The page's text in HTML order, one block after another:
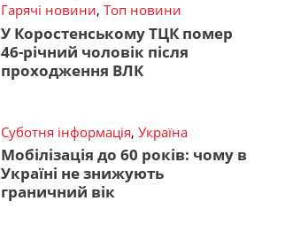
Гарячі новини, Топ новини
У Коростенському ТЦК помер
46-річний чоловік після
проходження ВЛК
Суботня інформація, Україна
Мобілізація до 60 років: чому в
Україні не знижують
граничний вік